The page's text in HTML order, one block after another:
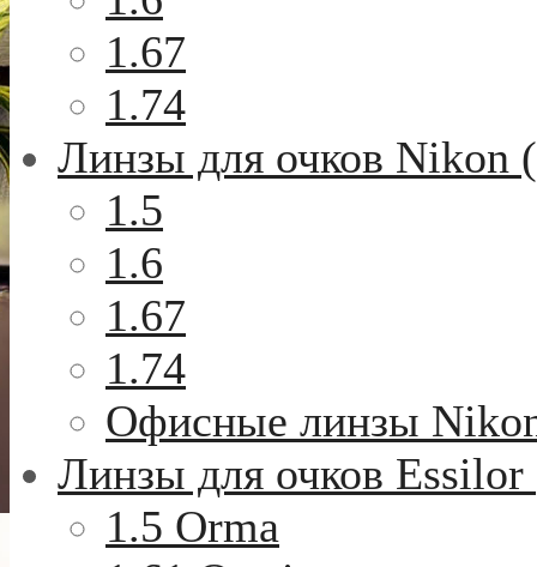
1.67
1.74
Линзы для очков Nikon
1.5
1.6
1.67
1.74
Офисные линзы
Линзы для очков
1.5 Orma